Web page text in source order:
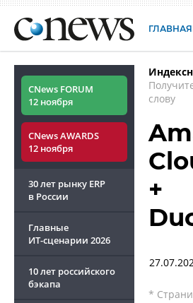
ГЛАВНАЯ
CNews FORUM
12 ноября
CNews AWARDS
12 ноября
30 лет рынку ERP
в России
Главные
ИТ-сценарии 2026
10 лет российского
бэкапа
слову
+
*